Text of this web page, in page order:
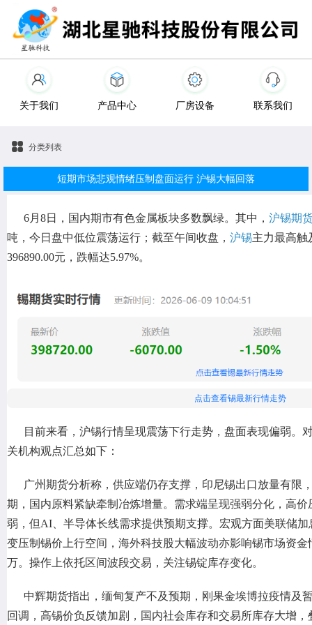
关于我们 产品中心 厂房设备 联系我们
分类列表
短期市场悲观情绪压制盘面运行 沪锡大幅回落
6月8日，国内期市有色金属板块多数飘绿。其中， 沪锡期
吨，今日盘中低位震荡运行；截至午间收盘， 沪锡主力最高触
396890.00元，跌幅达5.97%。
点击查看锡最新行情走势
目前来看，沪锡行情呈现震荡下行走势，盘面表现偏弱。
关机构观点汇总如下：
广州期货分析称，供应端仍存支撑，印尼锡出口放量有限
期，国内原料紧缺牵制冶炼增量。需求端呈现强弱分化，高
弱，但AI、半导体长线需求提供预期支撑。宏观方面美联储
变压制锡价上行空间，海外科技股大幅波动亦影响锡市场资金
万。操作上依托区间波段交易，关注锡锭库存变化。
中辉期货指出，缅甸复产不及预期，刚果金埃博拉疫情及
回调，高锡价负反馈加剧，国内社会库存和交易所库存大增